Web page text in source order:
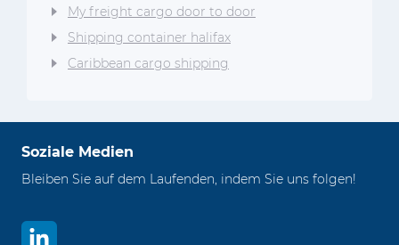
My freight cargo door to door
Shipping container halifax
Caribbean cargo shipping
Soziale Medien
Bleiben Sie auf dem Laufenden, indem Sie uns folgen!